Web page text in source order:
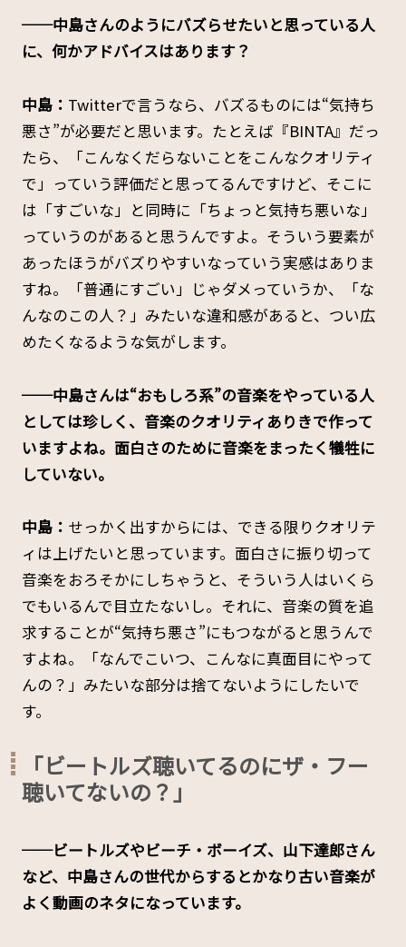
──中島さんのようにバズらせたいと思っている人
に、何かアドバイスはあります？
中島： Twitterで言うなら、バズるものには“気持ち
悪さ”が必要だと思います。たとえば『BINTA』だっ
たら、「こんなくだらないことをこんなクオリティ
で」っていう評価だと思ってるんですけど、そこに
は「すごいな」と同時に「ちょっと気持ち悪いな」
っていうのがあると思うんですよ。そういう要素が
あったほうがバズりやすいなっていう実感はありま
すね。「普通にすごい」じゃダメっていうか、「な
んなのこの人？」みたいな違和感があると、つい広
めたくなるような気がします。
──中島さんは“おもしろ系”の音楽をやっている人
としては珍しく、音楽のクオリティありきで作って
いますよね。面白さのために音楽をまったく犠牲に
していない。
中島： せっかく出すからには、できる限りクオリテ
ィは上げたいと思っています。面白さに振り切って
音楽をおろそかにしちゃうと、そういう人はいくら
でもいるんで目立たないし。それに、音楽の質を追
求することが“気持ち悪さ”にもつながると思うんで
すよね。「なんでこいつ、こんなに真面目にやって
んの？」みたいな部分は捨てないようにしたいで
す。
「ビートルズ聴いてるのにザ・フー
聴いてないの？」
──ビートルズやビーチ・ボーイズ、山下達郎さん
など、中島さんの世代からするとかなり古い音楽が
よく動画のネタになっています。